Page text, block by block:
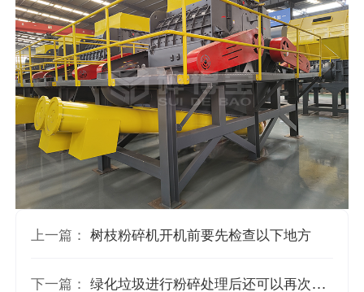
上一篇： 树枝粉碎机开机前要先检查以下地方
下一篇： 绿化垃圾进行粉碎处理后还可以再次利用